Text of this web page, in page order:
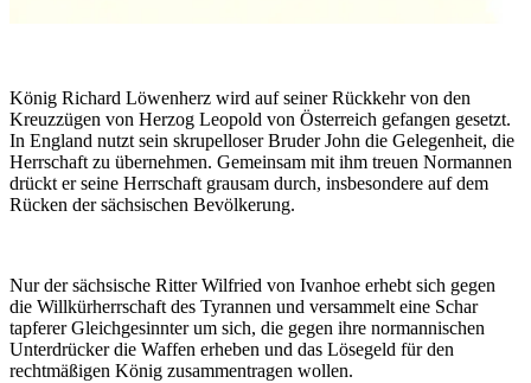
König Richard Löwenherz wird auf seiner Rückkehr von den
Kreuzzügen von Herzog Leopold von Österreich gefangen gesetzt.
In England nutzt sein skrupelloser Bruder John die Gelegenheit, die
Herrschaft zu übernehmen. Gemeinsam mit ihm treuen Normannen
drückt er seine Herrschaft grausam durch, insbesondere auf dem
Rücken der sächsischen Bevölkerung.
Nur der sächsische Ritter Wilfried von Ivanhoe erhebt sich gegen
die Willkürherrschaft des Tyrannen und versammelt eine Schar
tapferer Gleichgesinnter um sich, die gegen ihre normannischen
Unterdrücker die Waffen erheben und das Lösegeld für den
rechtmäßigen König zusammentragen wollen.